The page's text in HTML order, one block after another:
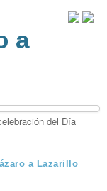
a
del Día
a Lazarillo